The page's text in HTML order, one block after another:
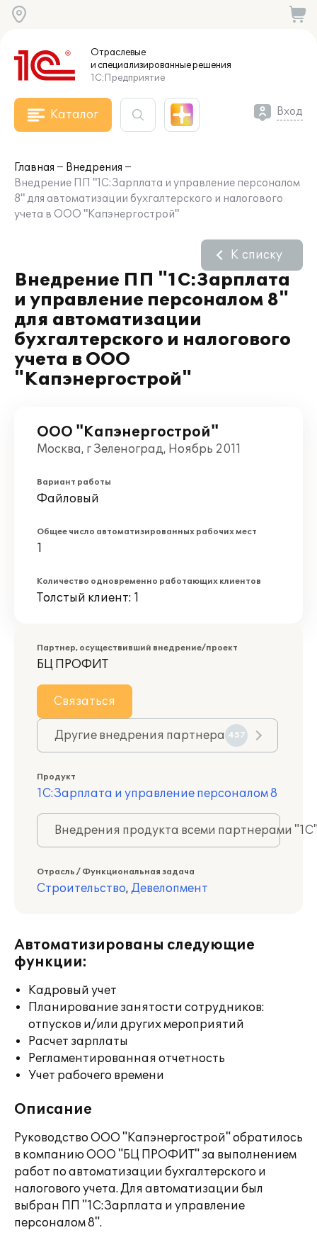
Отраслевые
и специализированныерешения
1С:Предприятие
Каталог Вход
Главная
Внедрения
Внедрение ПП "1С:Зарплата и управление персоналом
8" для автоматизации бухгалтерского и налогового
учета в ООО "Капэнергострой"
Внедрение ПП "1С:Зарплата
и управление персоналом 8"
для автоматизации
бухгалтерского и налогового
учета в ООО
"Капэнергострой"
К списку
ООО "Капэнергострой"
Москва, г Зеленоград, Ноябрь 2011
Вариант работы
Файловый
Общее число автоматизированных рабочих мест
1
Количество одновременно работающих клиентов
Толстый клиент: 1
Партнер, осуществивший внедрение/проект
БЦ ПРОФИТ
Связаться
Другие внедрения партнера 457
Продукт
1С:Зарплата и управление персоналом 8
Внедрения продукта всеми партнерами
Отрасль / Функциональная задача
Строительство, Девелопмент
Автоматизированы следующие
функции:
Кадровый учет
Планирование занятости сотрудников:
отпусков и/или других мероприятий
Расчет зарплаты
Регламентированная отчетность
Учет рабочего времени
Описание
Руководство ООО "Капэнергострой" обратилось
в компанию ООО "БЦ ПРОФИТ" за выполнением
работ по автоматизации бухгалтерского и
налогового учета. Для автоматизации был
выбран ПП "1С:Зарплата и управление
персоналом 8".